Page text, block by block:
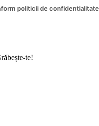
politicii de confidentialitate
te!